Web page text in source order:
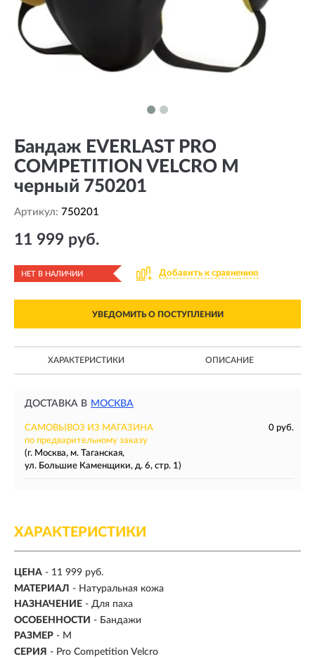
Бандаж EVERLAST PRO
COMPETITION VELCRO M
черный 750201
Артикул: 750201
11 999 руб.
НЕТ В НАЛИЧИИ Добавить к сравнению
УВЕДОМИТЬ О ПОСТУПЛЕНИИ
ХАРАКТЕРИСТИКИ ОПИСАНИЕ
ДОСТАВКА В МОСКВА
САМОВЫВОЗ ИЗ МАГАЗИНА
0 руб.
по предварительному заказу
(г. Москва, м. Таганская,
ул. Большие Каменщики, д. 6, стр. 1)
ХАРАКТЕРИСТИКИ
ЦЕНА - 11 999 руб.
МАТЕРИАЛ - Натуральная кожа
НАЗНАЧЕНИЕ - Для паха
ОСОБЕННОСТИ - Бандажи
РАЗМЕР - M
СЕРИЯ - Pro Competition Velcro